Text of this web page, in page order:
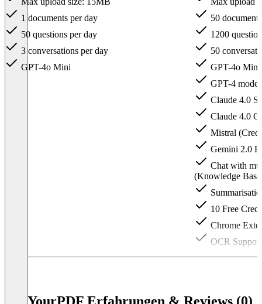
1 documents per day
50 questions per day
3 conversations per day
GPT-4o Mini
50
1200
50
GPT-4o Mini
GPT-4
Claude 4.0
Claude 4.0
Mistral
Gemini 2.0
Chat with
(Knowledge
10 Free
Chrome
OCR Support